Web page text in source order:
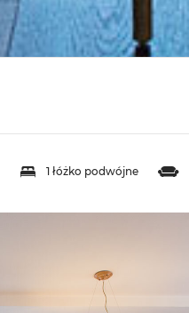
1 łóżko podwójne